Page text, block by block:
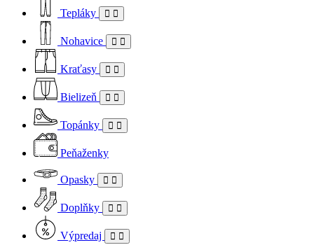
Tepláky
Nohavice
Kraťasy
Bielizeň
Topánky
Peňaženky
Opasky
Doplňky
Výpredaj